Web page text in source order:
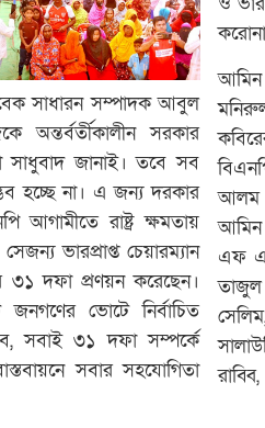
সাধারন সম্পাদক আবুল
অন্তর্বর্তীকালীন সরকার
সাধুবাদ জানাই। তবে সব
হচ্ছে না। এ জন্য দরকার
আগামীতে রাষ্ট্র ক্ষমতায়
ভারপ্রাপ্ত চেয়ারম্যান
৩১ দফা প্রণয়ন করেছেন।
ভোটে নির্বাচিত
সবাই ৩১ দফা সম্পর্কে
সবার সহযোগিতা
আমিন
আলম
আ‌মিন
এফ এ